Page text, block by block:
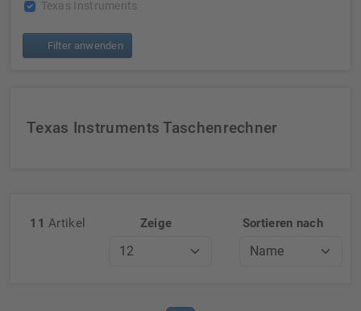
Texas Instruments
Filter anwenden
Texas Instruments Taschenrechner
11 Artikel Zeige Sortieren nach